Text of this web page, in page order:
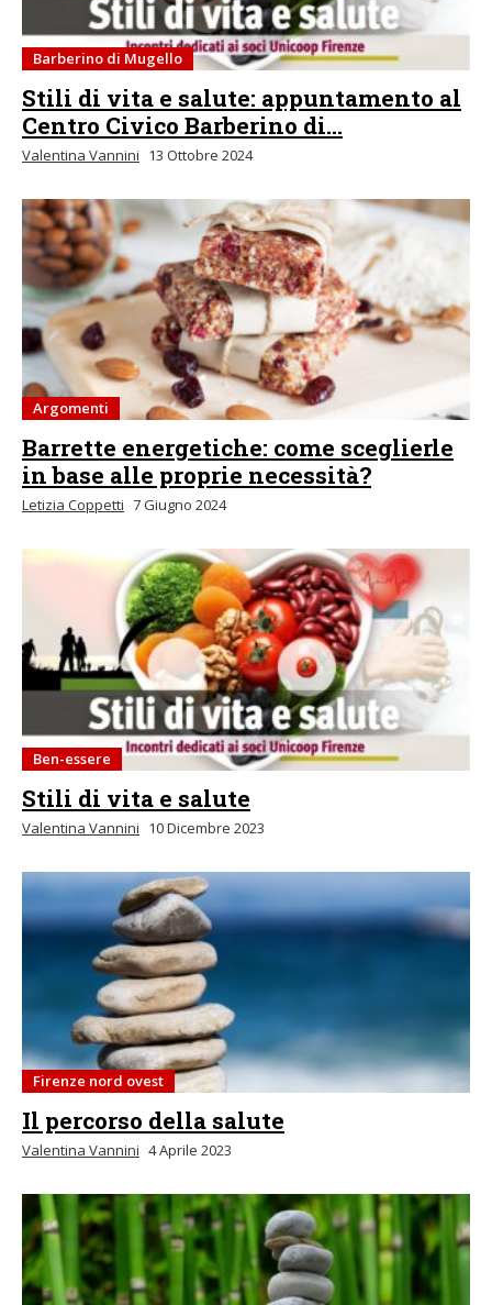
Barberino di Mugello
Stili di vita e salute: appuntamento al
Centro Civico Barberino di...
Valentina Vannini 13 Ottobre 2024
Argomenti
Barrette energetiche: come sceglierle
in base alle proprie necessità?
Letizia Coppetti 7 Giugno 2024
Ben-essere
Stili di vita e salute
Valentina Vannini 10 Dicembre 2023
Firenze nord ovest
Il percorso della salute
Valentina Vannini 4 Aprile 2023